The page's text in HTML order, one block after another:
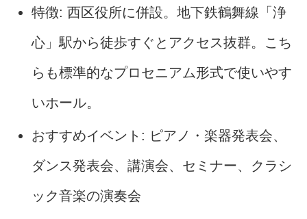
特徴: 西区役所に併設。地下鉄鶴舞線「浄
心」駅から徒歩すぐとアクセス抜群。こち
らも標準的なプロセニアム形式で使いやす
いホール。
おすすめイベント: ピアノ・楽器発表会、
ダンス発表会、講演会、セミナー、クラシ
ック音楽の演奏会